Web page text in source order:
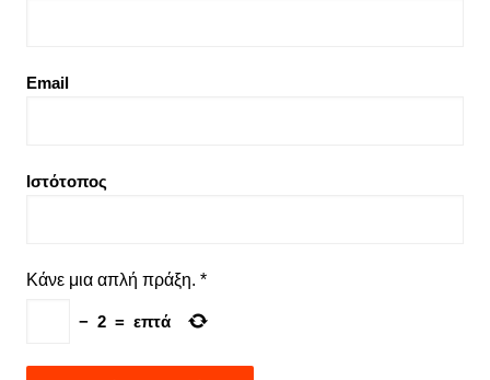
Email
Ιστότοπος
Κάνε μια απλή πράξη. *
− 2 = επτά